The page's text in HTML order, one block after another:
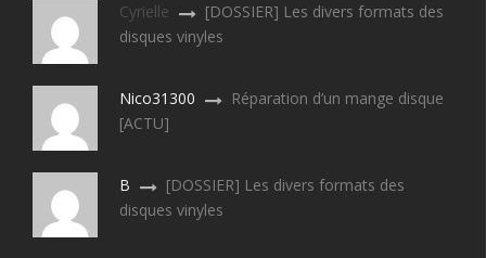
Cyrielle
[DOSSIER] Les divers formats des
disques vinyles
Nico31300
Réparation d’un mange disque
[ACTU]
B
[DOSSIER] Les divers formats des
disques vinyles